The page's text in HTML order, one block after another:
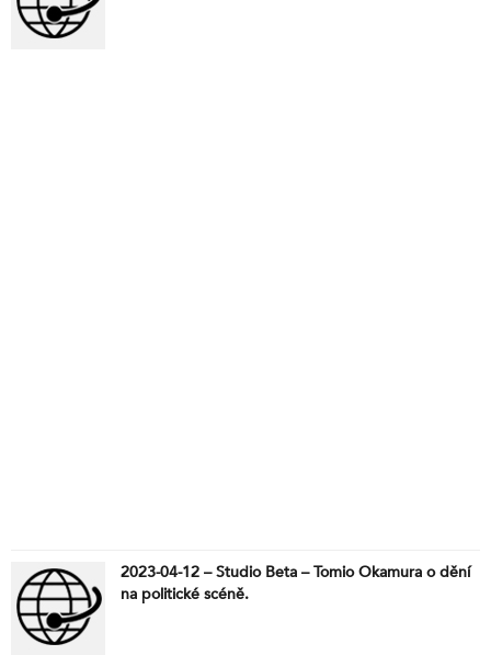
2023-04-12 – Studio Beta – Tomio Okamura o dění
na politické scéně.